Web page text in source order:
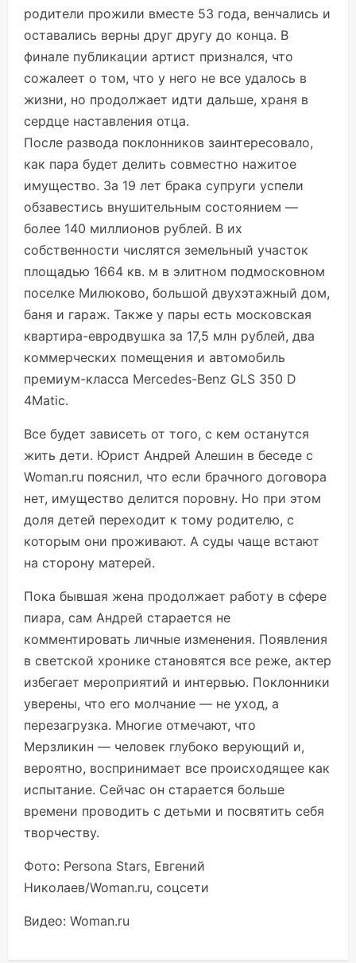
родители прожили вместе 53 года, венчались и
оставались верны друг другу до конца. В
финале публикации артист признался, что
сожалеет о том, что у него не все удалось в
жизни, но продолжает идти дальше, храня в
сердце наставления отца.
После развода поклонников заинтересовало,
как пара будет делить совместно нажитое
имущество. За 19 лет брака супруги успели
обзавестись внушительным состоянием —
более 140 миллионов рублей. В их
собственности числятся земельный участок
площадью 1664 кв. м в элитном подмосковном
поселке Милюково, большой двухэтажный дом,
баня и гараж. Также у пары есть московская
квартира-евродвушка за 17,5 млн рублей, два
коммерческих помещения и автомобиль
премиум-класса Mercedes-Benz GLS 350 D
4Matic.
Все будет зависеть от того, с кем останутся
жить дети. Юрист Андрей Алешин в беседе с
Woman.ru пояснил, что если брачного договора
нет, имущество делится поровну. Но при этом
доля детей переходит к тому родителю, с
которым они проживают. А суды чаще встают
на сторону матерей.
Пока бывшая жена продолжает работу в сфере
пиара, сам Андрей старается не
комментировать личные изменения. Появления
в светской хронике становятся все реже, актер
избегает мероприятий и интервью. Поклонники
уверены, что его молчание — не уход, а
перезагрузка. Многие отмечают, что
Мерзликин — человек глубоко верующий и,
вероятно, воспринимает все происходящее как
испытание. Сейчас он старается больше
времени проводить с детьми и посвятить себя
творчеству.
Фото: Persona Stars, Евгений
Николаев/Woman.ru, соцсети
Видео: Woman.ru